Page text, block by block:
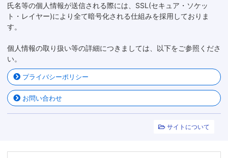
氏名等の個人情報が送信される際には、SSL(セキュア・ソケッ
ト・レイヤー)により全て暗号化される仕組みを採用しておりま
す。
個人情報の取り扱い等の詳細につきましては、以下をご参照くださ
い。
プライバシーポリシー
お問い合わせ
サイトについて